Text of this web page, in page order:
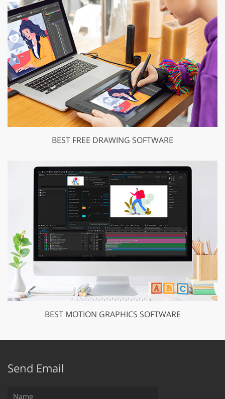
BEST FREE DRAWING SOFTWARE
BEST MOTION GRAPHICS SOFTWARE
Send Email